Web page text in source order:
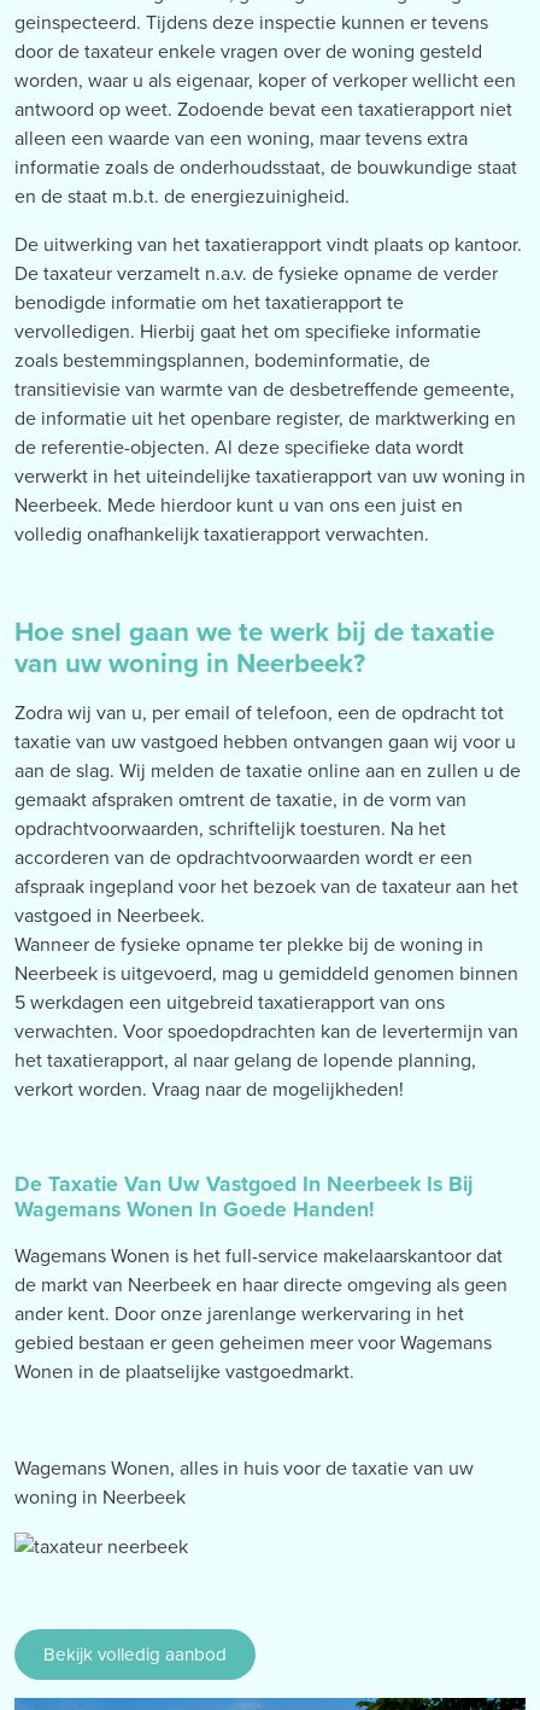
geinspecteerd. Tijdens deze inspectie kunnen er tevens
door de taxateur enkele vragen over de woning gesteld
worden, waar u als eigenaar, koper of verkoper wellicht een
antwoord op weet. Zodoende bevat een taxatierapport niet
alleen een waarde van een woning, maar tevens extra
informatie zoals de onderhoudsstaat, de bouwkundige staat
en de staat m.b.t. de energiezuinigheid.
De uitwerking van het taxatierapport vindt plaats op kantoor.
De taxateur verzamelt n.a.v. de fysieke opname de verder
benodigde informatie om het taxatierapport te
vervolledigen. Hierbij gaat het om specifieke informatie
zoals bestemmingsplannen, bodeminformatie, de
transitievisie van warmte van de desbetreffende gemeente,
de informatie uit het openbare register, de marktwerking en
de referentie-objecten. Al deze specifieke data wordt
verwerkt in het uiteindelijke taxatierapport van uw woning in
Neerbeek. Mede hierdoor kunt u van ons een juist en
volledig onafhankelijk taxatierapport verwachten.
Hoe snel gaan we te werk bij de taxatie
van uw woning in Neerbeek?
Zodra wij van u, per email of telefoon, een de opdracht tot
taxatie van uw vastgoed hebben ontvangen gaan wij voor u
aan de slag. Wij melden de taxatie online aan en zullen u de
gemaakt afspraken omtrent de taxatie, in de vorm van
opdrachtvoorwaarden, schriftelijk toesturen. Na het
accorderen van de opdrachtvoorwaarden wordt er een
afspraak ingepland voor het bezoek van de taxateur aan het
vastgoed in Neerbeek.
Wanneer de fysieke opname ter plekke bij de woning in
Neerbeek is uitgevoerd, mag u gemiddeld genomen binnen
5 werkdagen een uitgebreid taxatierapport van ons
verwachten. Voor spoedopdrachten kan de levertermijn van
het taxatierapport, al naar gelang de lopende planning,
verkort worden. Vraag naar de mogelijkheden!
De Taxatie Van Uw Vastgoed In Neerbeek Is Bij
Wagemans Wonen In Goede Handen!
Wagemans Wonen is het full-service makelaarskantoor dat
de markt van Neerbeek en haar directe omgeving als geen
ander kent. Door onze jarenlange werkervaring in het
gebied bestaan er geen geheimen meer voor Wagemans
Wonen in de plaatselijke vastgoedmarkt.
Wagemans Wonen, alles in huis voor de taxatie van uw
woning in Neerbeek
Bekijk volledig aanbod